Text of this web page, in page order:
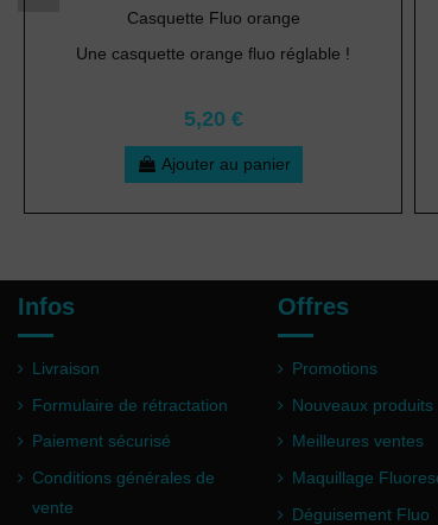
Casquette Fluo orange
Une casquette orange fluo réglable !
5,20 €
Ajouter au panier
Infos
Livraison
Formulaire de rétractation
Paiement sécurisé
Conditions générales de
vente
Offres
Promotions
Nouveaux produits
Meilleures ventes
Maquillage
Déguisement Fluo